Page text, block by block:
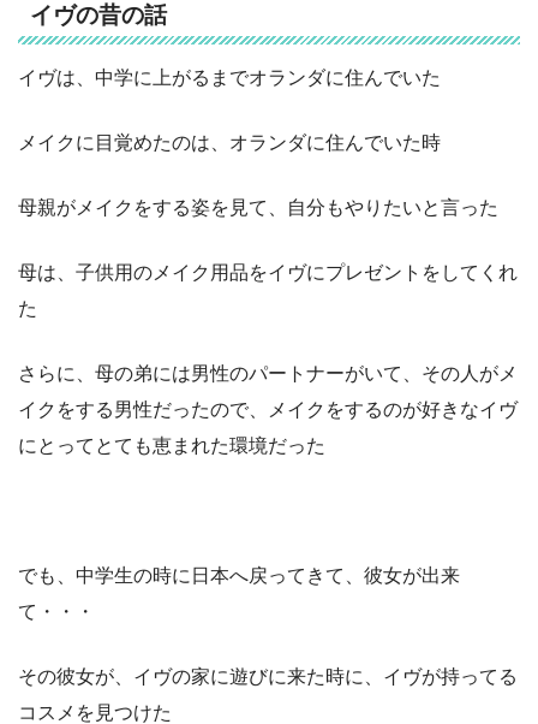
イヴの昔の話
イヴは、中学に上がるまでオランダに住んでいた
メイクに目覚めたのは、オランダに住んでいた時
母親がメイクをする姿を見て、自分もやりたいと言った
母は、子供用のメイク用品をイヴにプレゼントをしてくれ
た
さらに、母の弟には男性のパートナーがいて、その人がメ
イクをする男性だったので、メイクをするのが好きなイヴ
にとってとても恵まれた環境だった
でも、中学生の時に日本へ戻ってきて、彼女が出来
て・・・
その彼女が、イヴの家に遊びに来た時に、イヴが持ってる
コスメを見つけた